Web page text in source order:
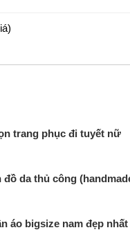
trang phục đi tuyết nữ
đồ da thủ công
áo bigsize nam đẹp